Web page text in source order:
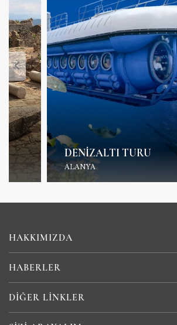
DENIZALTI TURU
ALANYA
HAKKIMIZDA
HABERLER
DIĞER LINKLER